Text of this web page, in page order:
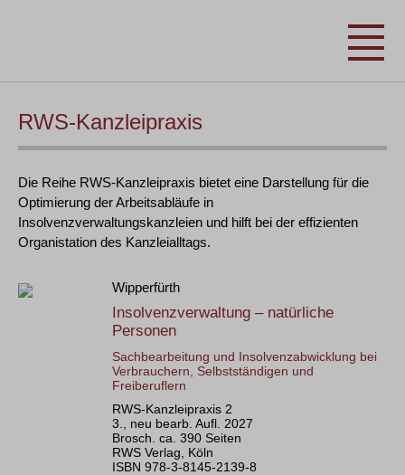
RWS-Kanzleipraxis
Die Reihe RWS-Kanzleipraxis bietet eine Darstellung für die
Optimierung der Arbeitsabläufe in
Insolvenzverwaltungskanzleien und hilft bei der effizienten
Organistation des Kanzleialltags.
Wipperfürth
Insolvenzverwaltung – natürliche
Personen
Sachbearbeitung und Insolvenzabwicklung bei
Verbrauchern, Selbstständigen und
Freiberuflern
RWS-Kanzleipraxis 2
3., neu bearb. Aufl. 2027
Brosch. ca. 390 Seiten
RWS Verlag, Köln
ISBN 978-3-8145-2139-8